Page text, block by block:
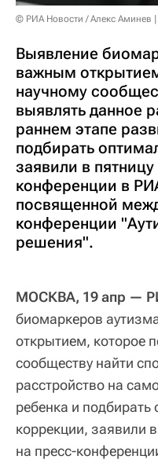
© РИА Новости / Алекс Аминев
Выявление
важным
научному
выявлять данное
раннем этапе
подбирать
заявили в
конференции в
посвященной
конференции
решения".
МОСКВА, 19 апр —
биомаркеров
открытием, которое
сообществу найти
расстройство на
ребенка и подбирать
коррекции, заявили
на пресс-